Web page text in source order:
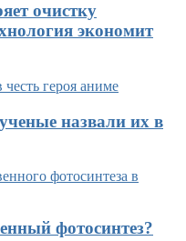
очистку
экономит
назвали их в
фотосинтез?